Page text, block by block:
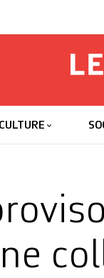
CULTURE